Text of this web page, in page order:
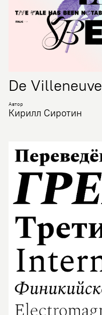
De Villeneuve
Автор
Кирилл Сиротин